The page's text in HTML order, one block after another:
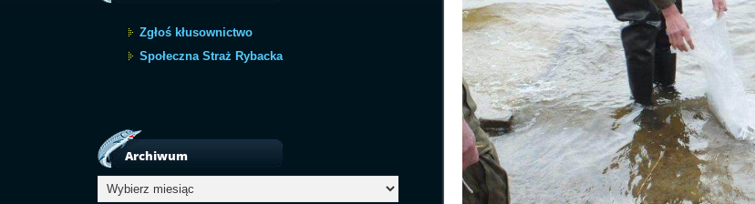
Zgłoś kłusownictwo
Społeczna Straż Rybacka
Archiwum
Archiwum